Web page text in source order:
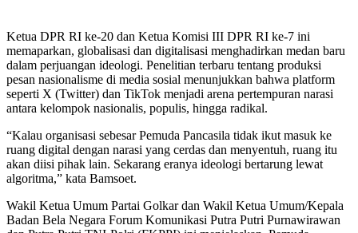
Ketua DPR RI ke-20 dan Ketua Komisi III DPR RI ke-7 ini
memaparkan, globalisasi dan digitalisasi menghadirkan medan baru
dalam perjuangan ideologi. Penelitian terbaru tentang produksi
pesan nasionalisme di media sosial menunjukkan bahwa platform
seperti X (Twitter) dan TikTok menjadi arena pertempuran narasi
antara kelompok nasionalis, populis, hingga radikal.
“Kalau organisasi sebesar Pemuda Pancasila tidak ikut masuk ke
ruang digital dengan narasi yang cerdas dan menyentuh, ruang itu
akan diisi pihak lain. Sekarang eranya ideologi bertarung lewat
algoritma,” kata Bamsoet.
Wakil Ketua Umum Partai Golkar dan Wakil Ketua Umum/Kepala
Badan Bela Negara Forum Komunikasi Putra Putri Purnawirawan